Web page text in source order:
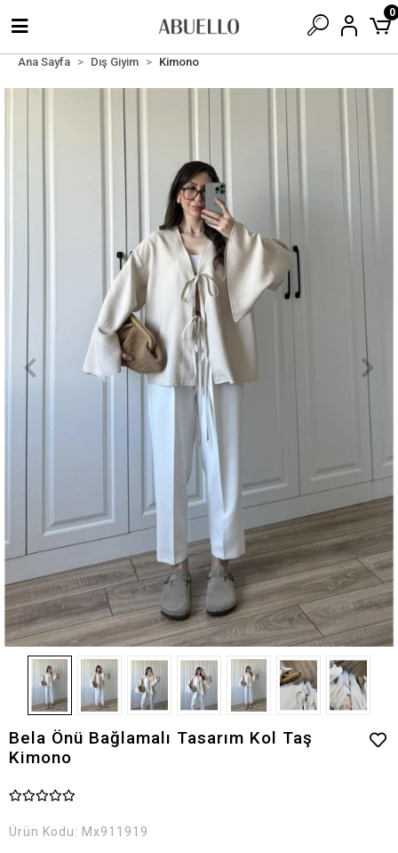
0
Ana Sayfa Dış Giyim Kimono
Bela Önü Bağlamalı Tasarım Kol Taş
Kimono
Ürün Kodu: Mx911919